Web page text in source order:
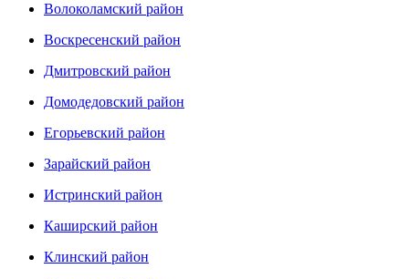
Волоколамский район
Воскресенский район
Дмитровский район
Домодедовский район
Егорьевский район
Зарайский район
Истринский район
Каширский район
Клинский район